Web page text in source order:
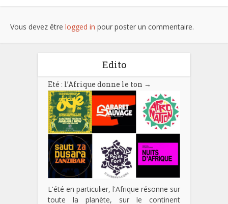
Vous devez être logged in pour poster un commentaire.
Edito
Eté : l’Afrique donne le ton →
L'été en particulier, l'Afrique résonne sur
toute la planète, sur le continent